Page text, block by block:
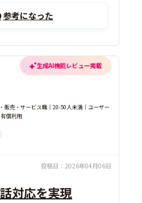
参考になった
生成AI機能レビュー掲載
販売・サービス職｜20-50人未満｜ユーザー
償利用
投稿日： 2026年04月06日
対応を実現